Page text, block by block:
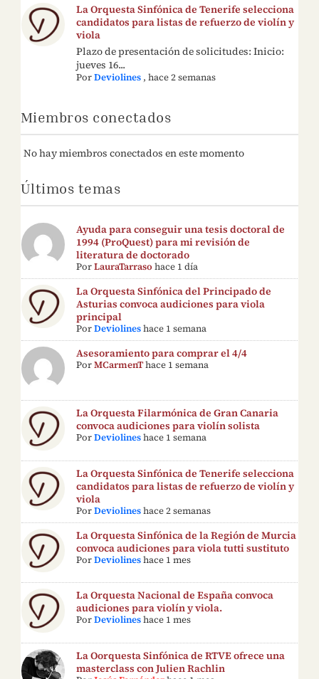
La Orquesta Sinfónica de Tenerife selecciona
candidatos para listas de refuerzo de violín y
viola
Plazo de presentación de solicitudes: Inicio:
jueves 16...
PorDeviolines ,hace 2 semanas
Miembros conectados
No hay miembros conectados en este momento
Últimos temas
Ayuda para conseguir una tesis doctoral de
1994 (ProQuest) para mi revisión de
literatura de doctorado
PorLauraTarraso hace 1 día
La Orquesta Sinfónica del Principado de
Asturias convoca audiciones para viola
principal
PorDeviolines hace 1 semana
Asesoramiento para comprar el 4/4
PorMCarmenThace 1 semana
La Orquesta Filarmónica de Gran Canaria
convoca audiciones para violín solista
PorDeviolines hace 1 semana
La Orquesta Sinfónica de Tenerife selecciona
candidatos para listas de refuerzo de violín y
viola
PorDeviolines hace 2 semanas
La Orquesta Sinfónica de la Región de Murcia
convoca audiciones para viola tutti sustituto
PorDeviolines hace 1 mes
La Orquesta Nacional de España convoca
audiciones para violín y viola.
PorDeviolines hace 1 mes
La Oorquesta Sinfónica de RTVE ofrece una
masterclass con Julien Rachlin